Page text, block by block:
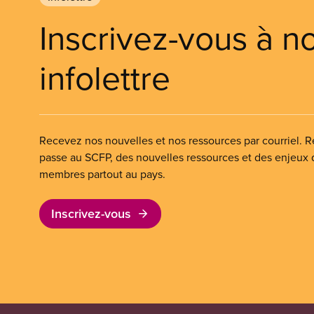
Inscrivez-vous à
infolettre
Recevez nos nouvelles et nos ressources par courriel.
passe au SCFP, des nouvelles ressources et des
membres partout au pays.
Inscrivez-vous